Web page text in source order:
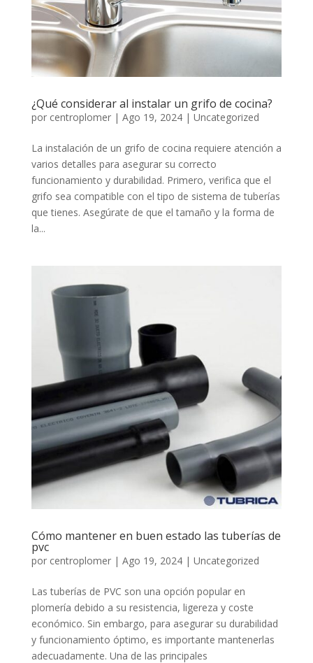
¿Qué considerar al instalar un grifo de cocina?
por centroplomer| Ago 19, 2024| Uncategorized
La instalación de un grifo de cocina requiere atención a
varios detalles para asegurar su correcto
funcionamiento y durabilidad. Primero, verifica que el
grifo sea compatible con el tipo de sistema de tuberías
que tienes. Asegúrate de que el tamaño y la forma de
la...
Cómo mantener en buen estado las tuberías de
pvc
por centroplomer| Ago 19, 2024| Uncategorized
Las tuberías de PVC son una opción popular en
plomería debido a su resistencia, ligereza y coste
económico. Sin embargo, para asegurar su durabilidad
y funcionamiento óptimo, es importante mantenerlas
adecuadamente. Una de las principales